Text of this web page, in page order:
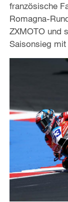
französische
Romagna-
ZXMOTO und
Saisonsieg